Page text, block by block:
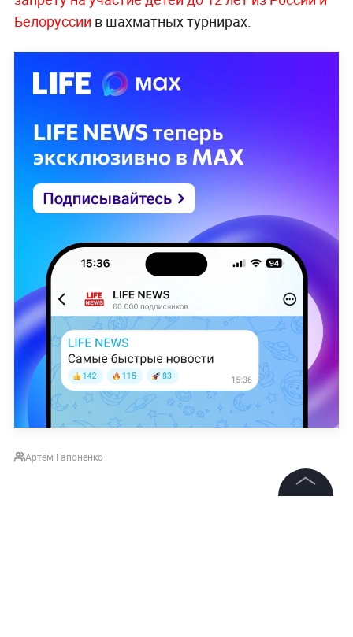
Белоруссии в шахматных турнирах.
Артём Гапоненко